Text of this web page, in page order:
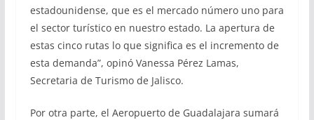
estadounidense, que es el mercado número uno para
el sector turístico en nuestro estado. La apertura de
estas cinco rutas lo que significa es el incremento de
esta demanda”, opinó Vanessa Pérez Lamas,
Secretaria de Turismo de Jalisco.
Por otra parte, el Aeropuerto de Guadalajara sumará